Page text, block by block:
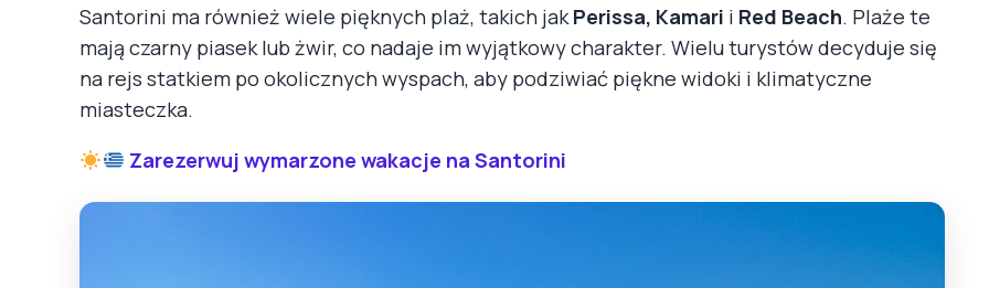
Santorini ma również wiele pięknych plaż, takich jakPerissa, Kamari i Red Beach. Plaże te
mają czarny piasek lub żwir, co nadaje im wyjątkowy charakter. Wielu turystów decyduje się
na rejs statkiem po okolicznych wyspach, aby podziwiać piękne widoki i klimatyczne
miasteczka.
Zarezerwuj wymarzone wakacje na Santorini